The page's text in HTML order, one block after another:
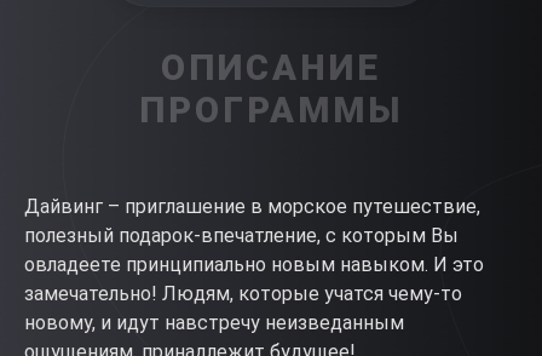
ОПИСАНИЕ
ПРОГРАММЫ
Дайвинг – приглашение в морское путешествие,
полезный подарок-впечатление, с которым Вы
овладеете принципиально новым навыком. И это
замечательно! Людям, которые учатся чему-то
новому, и идут навстречу неизведанным